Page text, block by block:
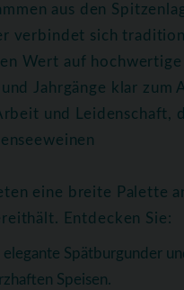
aus den
verbindet sich
Wert auf
Jahrgänge klar
und Leidenschaft,
eine breite Palette
Entdecken Sie:
Spätburgunder
Speisen.